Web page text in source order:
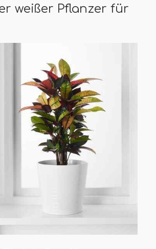
weißer Pflanzer für